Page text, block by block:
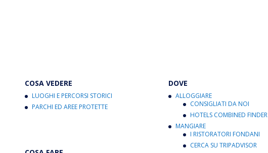
COSA VEDERE
LUOGHI E PERCORSI STORICI
PARCHI ED AREE PROTETTE
DOVE
ALLOGGIARE
CONSIGLIATI DA NOI
HOTELS COMBINED FINDER
MANGIARE
I RISTORATORI FONDANI
CERCA SU TRIPADVISOR